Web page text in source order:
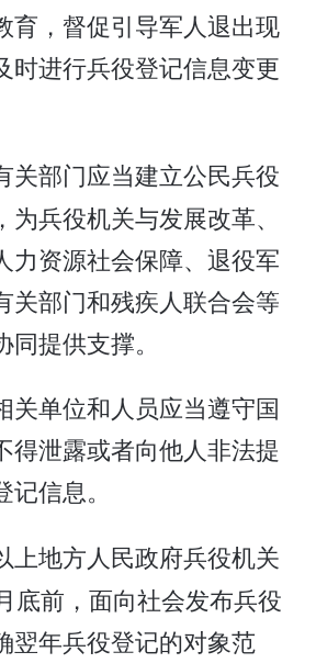
育，督促引导军人退出现
时进行兵役登记信息变更
关部门应当建立公民兵役
兵役机关与发展改革、
力资源社会保障、退役军
关部门和残疾人联合会等
提供支撑。
关单位和人员应当遵守国
得泄露或者向他人非法提
信息。
上地方人民政府兵役机关
底前，面向社会发布兵役
翌年兵役登记的对象范